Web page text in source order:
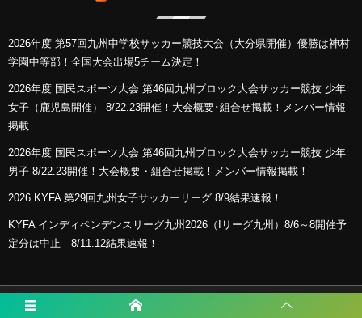
2026年度 第57回九州中学校サッカー競技大会（大分県開催）優勝は神村
学園中等部！全国大会出場5チーム決定！
2026年度 国民スポーツ大会 第46回九州ブロック大会サッカー競技 少年
女子（鹿児島開催） 8/22.23開催！大会概要･組合せ掲載！メンバー情報
掲載
2026年度 国民スポーツ大会 第46回九州ブロック大会サッカー競技 少年
男子 8/22.23開催！大会概要・組合せ掲載！メンバー情報掲載！
2026 KYFA 第29回九州女子サッカーリーグ 8/9結果速報！
KYFA インディペンデンスリーグ九州2026（Iリーグ九州）8/6～8開催予
定分は中止 8/11.12結果速報！
プライバシーポリシー